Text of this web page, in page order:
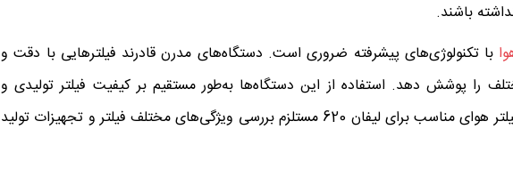
باشند.
با تکنولوژی‌های پیشرفته ضروری است. دستگاه‌های مدرن قادرند فیلترهایی با دقت و
را پوشش دهد. استفاده از این دستگاه‌ها به‌طور مستقیم بر کیفیت فیلتر تولیدی و
همچنین عمر مفید آن تأثیر می‌گذارد. بنابراین، انتخاب فیلتر هوای مناسب برای لیفان 620 مستلزم بررسی ویژگی‌های مختلف فیلتر و تجهیزات تولید